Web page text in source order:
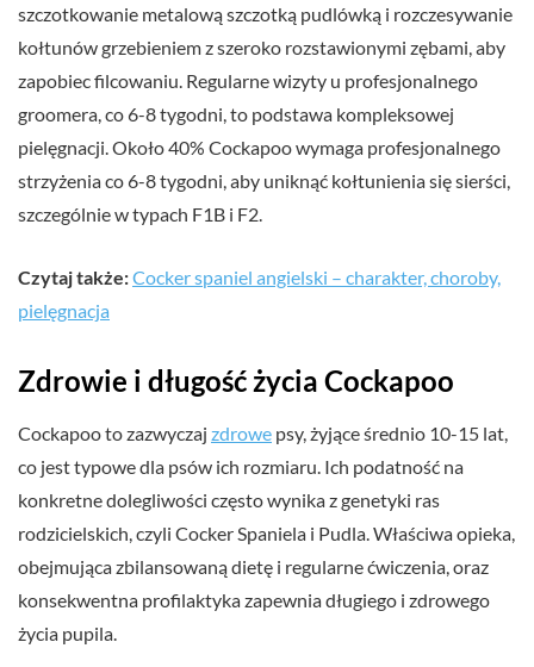
szczotkowanie metalową szczotką pudlówką i rozczesywanie
kołtunów grzebieniem z szeroko rozstawionymi zębami, aby
zapobiec filcowaniu. Regularne wizyty u profesjonalnego
groomera, co 6-8 tygodni, to podstawa kompleksowej
pielęgnacji. Około 40% Cockapoo wymaga profesjonalnego
strzyżenia co 6-8 tygodni, aby uniknąć kołtunienia się sierści,
szczególnie w typach F1B i F2.
Czytaj także:Cocker spaniel angielski – charakter, choroby,
pielęgnacja
Zdrowie i długość życia Cockapoo
Cockapoo to zazwyczaj zdrowe psy, żyjące średnio 10-15 lat,
co jest typowe dla psów ich rozmiaru. Ich podatność na
konkretne dolegliwości często wynika z genetyki ras
rodzicielskich, czyli Cocker Spaniela i Pudla. Właściwa opieka,
obejmująca zbilansowaną dietę i regularne ćwiczenia, oraz
konsekwentna profilaktyka zapewnia długiego i zdrowego
życia pupila.